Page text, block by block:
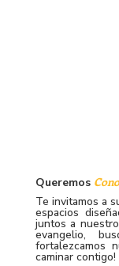
Queremos
Te invitamos a
espacios
juntos a
evangelio,
fortalezcamos
caminar contigo!